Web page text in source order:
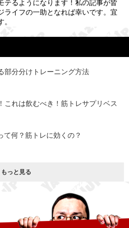
テるようになります！私の記事が皆
ライフの一助となれば幸いです。宜
部分分けトレーニング方法
これは飲むべき！筋トレサプリベス
て何？筋トレに効くの？
もっと見る